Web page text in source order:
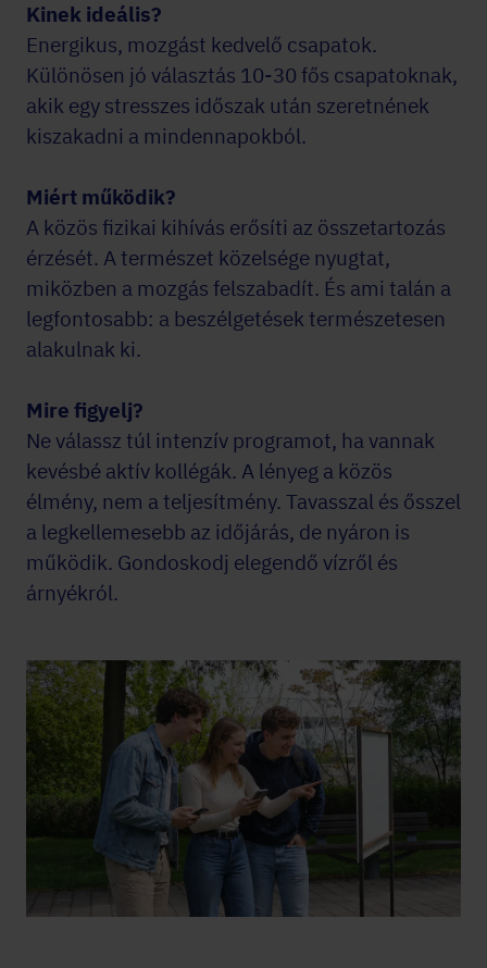
Kinek ideális?
Energikus, mozgást kedvelő csapatok.
Különösen jó választás 10-30 fős csapatoknak,
akik egy stresszes időszak után szeretnének
kiszakadni a mindennapokból.
Miért működik?
A közös fizikai kihívás erősíti az összetartozás
érzését. A természet közelsége nyugtat,
miközben a mozgás felszabadít. És ami talán a
legfontosabb: a beszélgetések természetesen
alakulnak ki.
Mire figyelj?
Ne válassz túl intenzív programot, ha vannak
kevésbé aktív kollégák. A lényeg a közös
élmény, nem a teljesítmény. Tavasszal és ősszel
a legkellemesebb az időjárás, de nyáron is
működik. Gondoskodj elegendő vízről és
árnyékról.